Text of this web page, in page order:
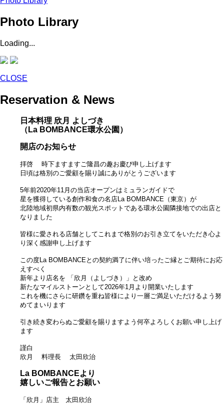
Photo Library
Loading...
CLOSE
Reservation & News
日本料理 欣月 よしづき
（La BOMBANCE環水公園）
開店のお知らせ
拝啓 時下ますますご隆昌の趣お慶び申し上げます
日頃は格別のご愛顧を賜り誠にありがとうございます
5年前2020年11月の当店オープンはミュランガイドで
星を獲得している創作和食の名店La BOMBANCE（東京）が
北陸地域初県内有数の観光スポットである環水公園隣接地での出店と
なりました
皆様に愛される店舗としてこれまで格別のお引き立てをいただき 心よ
り深く感謝申し上げます
この度La BOMBANCEとの契約満了に伴い培ったご縁とご期待にお応
えすべく
新年より店名を 「欣月（よしづき）」と改め
新たなマイルストーンとして2026年1月より開業いたします
これを機にさらに研鑽を重ね皆様により一層ご満足いただけるよう努
めてまいります
引き続き変わらぬご愛顧を賜りますよう 何卒よろしくお願い申し上げ
ます
謹白
欣月 料理長 太田欣治
La BOMBANCEより
嬉しいご報告とお願い
「欣月」店主 太田欣治